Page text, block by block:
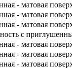
- матовая
- матовая
- матовая
с
- матовая
- матовая
- матовая